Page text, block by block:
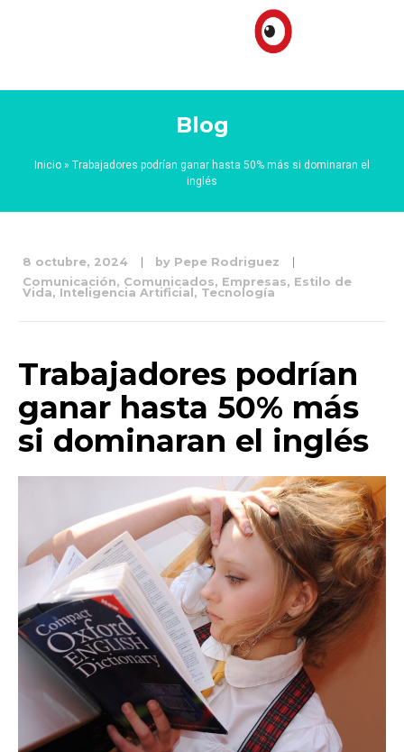
Blog
Inicio » Trabajadores podrían ganar hasta 50% más si dominaran el
inglés
8 octubre, 2024 by Pepe Rodriguez
Comunicación, Comunicados, Empresas, Estilo de
Vida, Inteligencia Artificial , Tecnología
Trabajadores podrían
ganar hasta 50% más
si dominaran el inglés